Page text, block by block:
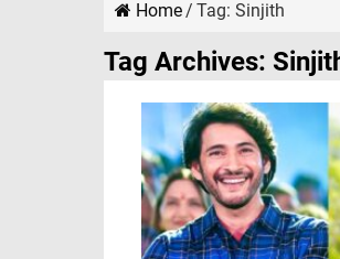
Home/ Tag: Sinjith
Tag Archives: